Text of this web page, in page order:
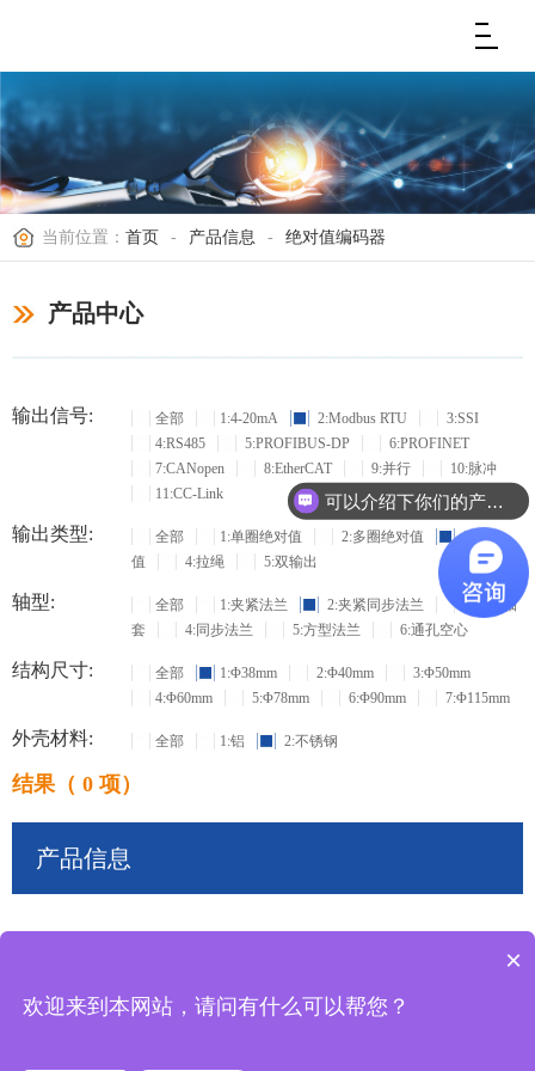
当前位置： 首页 - 产品信息 - 绝对值编码器
产品中心
输出信号: 全部 1:4-20mA 2:Modbus RTU
3:SSI
4:RS485
5:PROFIBUS-DP
6:PROFINET
7:CANopen
8:EtherCAT 9:并行
10:脉冲
11:CC-Link
输出类型: 全部 1:单圈绝对值 2:多圈绝对值
3:增量
值
4:拉绳 5:双输出
轴型: 全部 1:夹紧法兰 2:夹紧同步法兰
3:盲孔轴
套
4:同步法兰 5:方型法兰 6:通孔空心
结构尺寸: 全部 1:Φ38mm 2:Φ40mm
3:Φ50mm
4:Φ60mm
5:Φ78mm 6:Φ90mm 7:Φ115mm
外壳材料: 全部 1:铝 2:不锈钢
结果（ 0 项）
产品信息
可以介绍下你们的产品么？
×
欢迎来到本网站，请问有什么可以帮您？